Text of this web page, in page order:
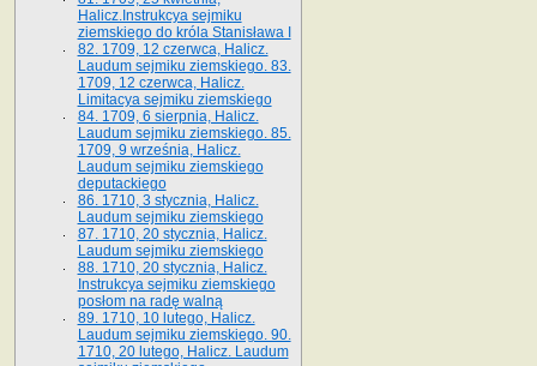
Halicz.Instrukcya sejmiku
ziemskiego do króla Stanisława I
82. 1709, 12 czerwca, Halicz.
Laudum sejmiku ziemskiego. 83.
1709, 12 czerwca, Halicz.
Limitacya sejmiku ziemskiego
84. 1709, 6 sierpnia, Halicz.
Laudum sejmiku ziemskiego. 85.
1709, 9 września, Halicz.
Laudum sejmiku ziemskiego
deputackiego
86. 1710, 3 stycznia, Halicz.
Laudum sejmiku ziemskiego
87. 1710, 20 stycznia, Halicz.
Laudum sejmiku ziemskiego
88. 1710, 20 stycznia, Halicz.
Instrukcya sejmiku ziemskiego
posłom na radę walną
89. 1710, 10 lutego, Halicz.
Laudum sejmiku ziemskiego. 90.
1710, 20 lutego, Halicz. Laudum